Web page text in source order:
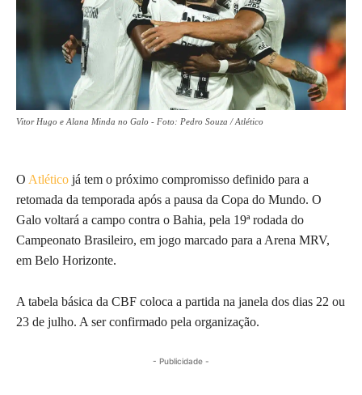
Vitor Hugo e Alana Minda no Galo - Foto: Pedro Souza / Atlético
O Atlético já tem o próximo compromisso definido para a
retomada da temporada após a pausa da Copa do Mundo. O
Galo voltará a campo contra o Bahia, pela 19ª rodada do
Campeonato Brasileiro, em jogo marcado para a Arena MRV,
em Belo Horizonte.
A tabela básica da CBF coloca a partida na janela dos dias 22 ou
23 de julho. A ser confirmado pela organização.
- Publicidade -